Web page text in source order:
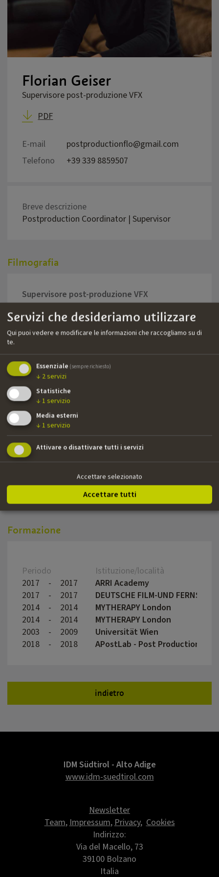
Florian Geiser
Supervisore post-produzione VFX
PDF
E-mail
postproductionflo@gmail.com
Telefono
+39 339 8859507
Breve descrizione
Postproduction Coordinator | Supervisor
indietro
Filmografia
Supervisore post-produzione VFX
Anno
Titolo
2023
Perseverance
Miha
2022
Caffè
2018 In my Room
2016
Der Man aus dem Eis
Die Rattenlinie (aka Last Exit
Südtirol)
Formazione
Periodo
Istituzione/località
2017
- 2017
ARRI Academy
2017
- 2017
DEUTSCHE FILM-UND
2014
- 2014
MYTHERAPY London
2014
- 2014
MYTHERAPY London
2003
- 2009
Universität Wien
2018
- 2018 APostLab - Post Production
IDM Südtirol - Alto Adige
www.idm-suedtirol.com
Newsletter
Team,Impressum,Privacy,Cookies
Indirizzo:
Via del Macello, 73
39100 Bolzano
Italia
Servizi che desideriamo utilizzare
Qui puoi vedere e modificare le informazioni che raccogliamo su di
te.
Essenziale (sempre richiesto)
↓ 2 servizi
Statistiche
↓ 1 servizio
Media esterni
↓ 1 servizio
Attivare o disattivare tutti i servizi
Accettare selezionato
Accettare tutti